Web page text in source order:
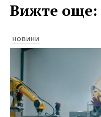
Вижте още:
НОВИНИ